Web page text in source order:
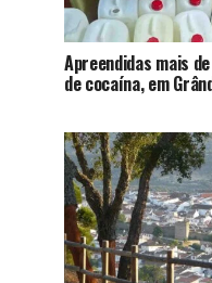
Apreendidas mais
de cocaína, em